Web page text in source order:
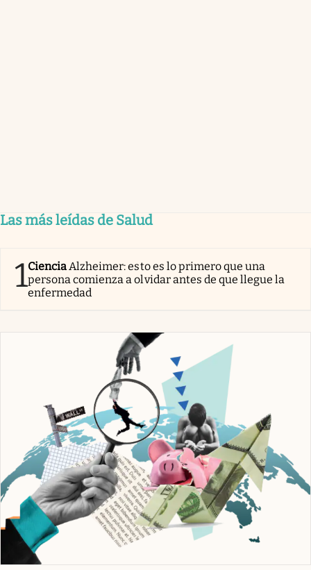
Las más leídas de Salud
1CienciaAlzheimer: esto es lo primero que una
persona comienza a olvidar antes de que llegue la
enfermedad